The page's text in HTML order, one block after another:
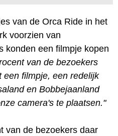
van de Orca Ride in het
voorzien van
konden een filmpje kopen
van de bezoekers
een filmpje, een redelijk
en Bobbejaanland
camera's te plaatsen."
van de bezoekers daar